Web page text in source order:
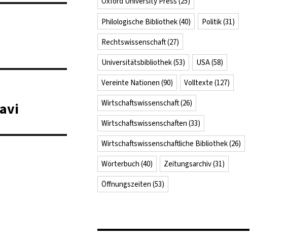
Philologische Bibliothek(40) Politik(31)
Rechtswissenschaft(27)
Universitätsbibliothek(53) USA(58)
Vereinte Nationen (90) Volltexte (127)
Wirtschaftswissenschaft(26)
Wirtschaftswissenschaften (33)
Wirtschaftswissenschaftliche Bibliothek(26)
Wörterbuch (40) Zeitungsarchiv(31)
Öffnungszeiten (53)